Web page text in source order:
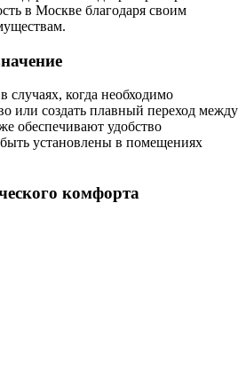
в Москве благодаря своим
когда необходимо
или создать плавный переход между
обеспечивают удобство
установлены в помещениях
комфорта